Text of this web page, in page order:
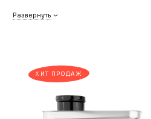
Развернуть
ХИТ ПРОДАЖ